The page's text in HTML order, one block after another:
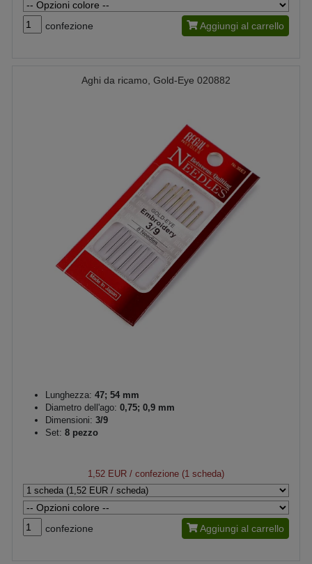
confezione Aggiungi al carrello
Aghi da ricamo, Gold-Eye 020882
Lunghezza: 47; 54 mm
Diametro dell'ago: 0,75; 0,9 mm
Dimensioni: 3/9
Set: 8 pezzo
1,52 EUR / confezione (1 scheda)
confezione Aggiungi al carrello